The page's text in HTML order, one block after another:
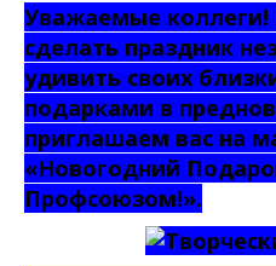
Уважаемые коллеги!
сделать праздник
удивить своих
подарками в
приглашаем вас на
«Новогодний
Профсоюзом!».